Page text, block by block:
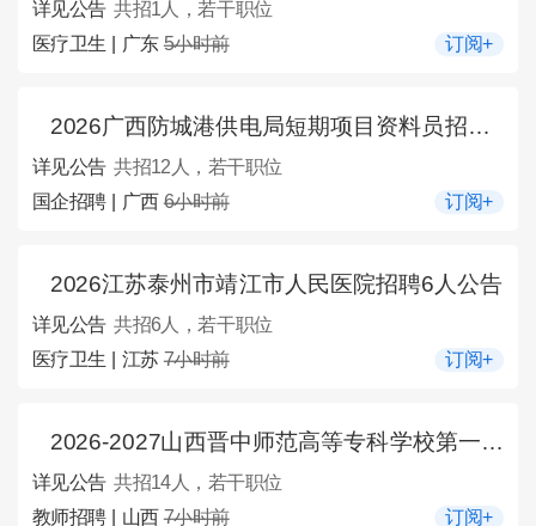
详见公告 共招1人，若干职位
医疗卫生 | 广东5小时前 订阅+
2026广西防城港供电局短期项目资料员招聘12人公告
详见公告 共招12人，若干职位
国企招聘 | 广西6小时前 订阅+
2026江苏泰州市靖江市人民医院招聘6人公告
详见公告 共招6人，若干职位
医疗卫生 | 江苏7小时前 订阅+
2026-2027山西晋中师范高等专科学校第一学期招聘校外兼职（课）教师14人公告
详见公告 共招14人，若干职位
教师招聘 | 山西7小时前 订阅+